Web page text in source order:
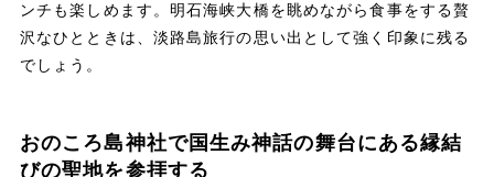
ンチも楽しめます。明石海峡大橋を眺めながら食事をする贅
沢なひとときは、淡路島旅行の思い出として強く印象に残る
でしょう。
おのころ島神社で国生み神話の舞台にある縁結
びの聖地を参拝する